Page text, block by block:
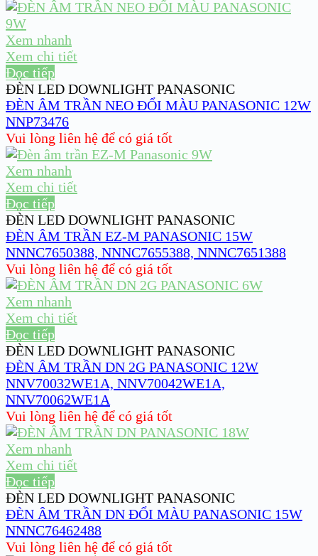
Xem nhanh
Xem chi tiết
Đọc tiếp
ĐÈN LED DOWNLIGHT PANASONIC
ĐÈN ÂM TRẦN NEO ĐỔI MÀU PANASONIC 12W
NNP73476
Vui lòng liên hệ để có giá tốt
Xem nhanh
Xem chi tiết
Đọc tiếp
ĐÈN LED DOWNLIGHT PANASONIC
ĐÈN ÂM TRẦN EZ-M PANASONIC 15W
NNNC7650388, NNNC7655388, NNNC7651388
Vui lòng liên hệ để có giá tốt
Xem nhanh
Xem chi tiết
Đọc tiếp
ĐÈN LED DOWNLIGHT PANASONIC
ĐÈN ÂM TRẦN DN 2G PANASONIC 12W
NNV70032WE1A, NNV70042WE1A,
NNV70062WE1A
Vui lòng liên hệ để có giá tốt
Xem nhanh
Xem chi tiết
Đọc tiếp
ĐÈN LED DOWNLIGHT PANASONIC
ĐÈN ÂM TRẦN DN ĐỔI MÀU PANASONIC 15W
NNNC76462488
Vui lòng liên hệ để có giá tốt